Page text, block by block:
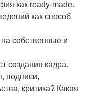
как ready-made.
как способ
на собственные и
создания кадра.
подписи,
критика? Какая